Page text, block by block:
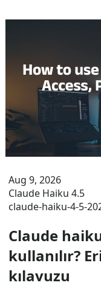
Aug 9, 2026
Claude Haiku 4.5
claude-haiku-4-5-
Claude
kullanılır?
kılavuzu